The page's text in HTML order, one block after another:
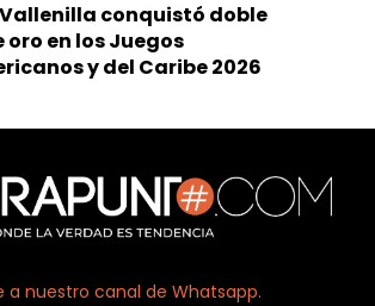
conquistó doble
en los Juegos
y del Caribe 2026
a nuestro canal de Whatsapp.